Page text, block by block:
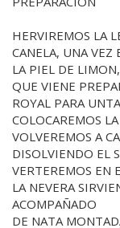
HERVIREMOS LA
CANELA, UNA VEZ
LA PIEL DE
QUE VIENE
ROYAL PARA
COLOCAREMOS
VOLVEREMOS A
DISOLVIENDO EL
VERTEREMOS EN
LA NEVERA
ACOMPAÑADO
DE NATA